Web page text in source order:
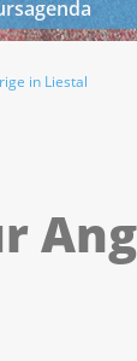
in Liestal